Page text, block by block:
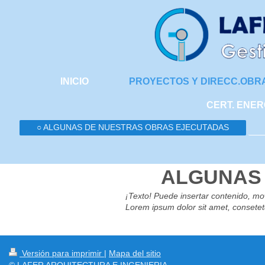
INICIO PROYECTOS Y
CERT.
○ ALGUNAS DE NUESTRAS OBRAS EJECUTADAS
¡Texto! Puede insertar contenido,
Lorem ipsum dolor sit amet,
Versión para imprimir | Mapa del sitio